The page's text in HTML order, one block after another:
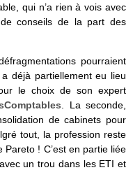
qui n’a rien à vois avec
conseils de la part des
pourraient
déjà partiellement eu lieu
le choix de son expert
. La seconde,
de cabinets pour
tout, la profession reste
! C’est en partie liée
un trou dans les ETI et